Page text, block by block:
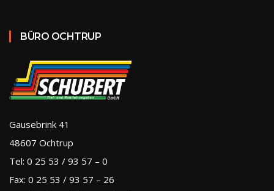
BÜRO OCHTRUP
Gausebrink 41
48607 Ochtrup
Tel: 0 25 53 / 93 57 – 0
Fax: 0 25 53 / 93 57 – 26